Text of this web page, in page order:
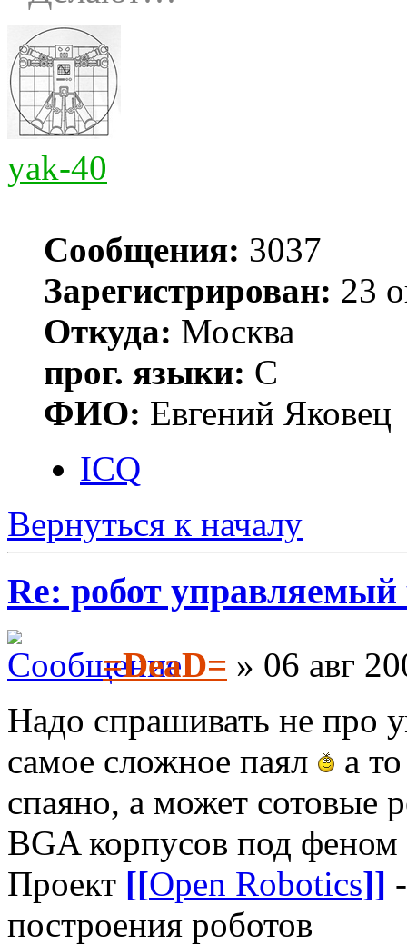
yak-40
Сообщения: 3037
Зарегистрирован: 23
Откуда: Москва
прог. языки: С
ФИО: Евгений Яковец
ICQ
Вернуться к началу
Re: робот управляемый
=DeaD= » 06 авг
Надо спрашивать не про
самое сложное паял
а
спаяно, а может сотовые
BGA корпусов под феном
Проект [[Open Robotics]]
построения роботов